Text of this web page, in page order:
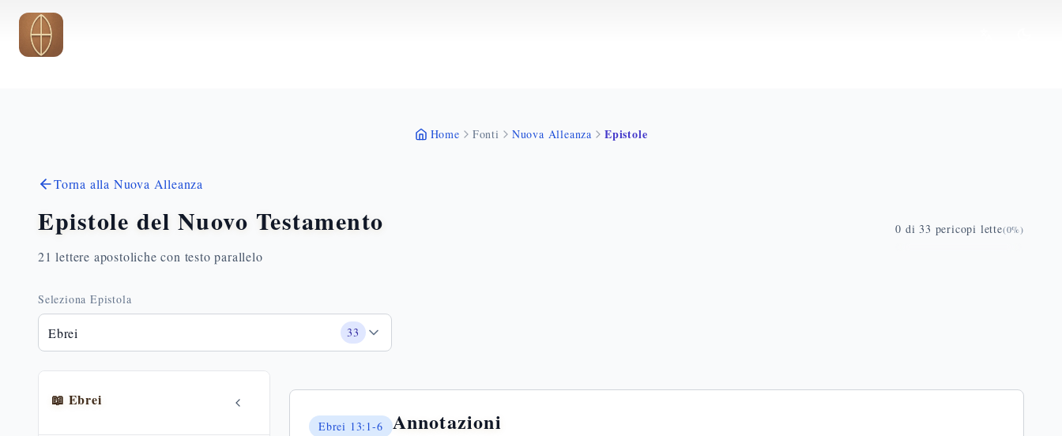
Vai al contenuto principale
Home Fonti Nuova Alleanza Epistole
Torna alla Nuova Alleanza
Epistole del Nuovo Testamento
21 lettere apostoliche con testo parallelo
0 di 33 pericopi lette(0%)
Seleziona Epistola
Ebrei 33
📖 Ebrei
Ebrei 13:1-6 Annotazioni